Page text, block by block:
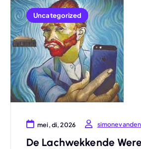
Uncategorized
mei, di, 2026
De Lachwekkende